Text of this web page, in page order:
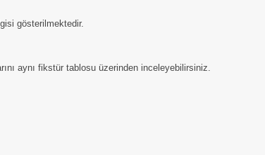
gösterilmektedir.
aynı fikstür tablosu üzerinden inceleyebilirsiniz.